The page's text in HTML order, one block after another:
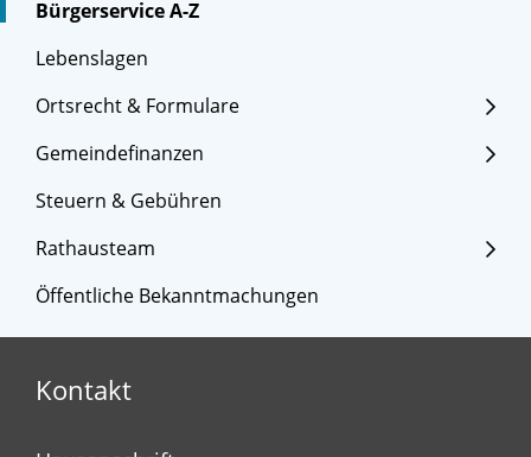
Bürgerservice A-Z
Lebenslagen
Ortsrecht & Formulare
Gemeindefinanzen
Steuern & Gebühren
Rathausteam
Öffentliche Bekanntmachungen
Kontakt